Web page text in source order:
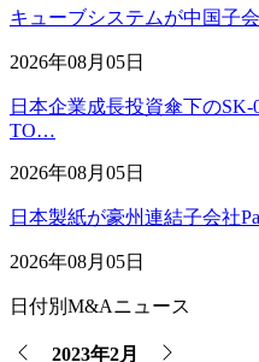
キューブシステムが中国子
2026年08月05日
日本企業成長投資傘下の
TO…
2026年08月05日
日本製紙が豪州連結子会社
2026年08月05日
日付別M&Aニュース
2023年2月